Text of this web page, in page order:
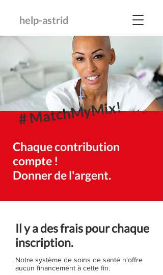
help-astrid
Notre système de soins de santé n'offre
aucun financement à cette fin.
Il y a des frais pour chaque
inscription.
Chaque contribution
compte !
Donner de l'argent.
# MatchMyMix!